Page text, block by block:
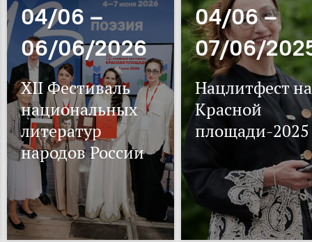
04/06 –
06/06/2026
XII Фестиваль
национальных
литератур
народов России
04/06 –
07/06/
Нацлитфест на
Красной
площади-2025